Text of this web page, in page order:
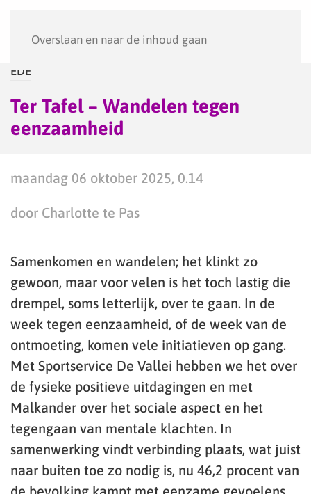
Overslaan en naar de inhoud gaan
EDE
Ter Tafel – Wandelen tegen
eenzaamheid
maandag 06 oktober 2025, 0.14
door Charlotte te Pas
Samenkomen en wandelen; het klinkt zo
gewoon, maar voor velen is het toch lastig die
drempel, soms letterlijk, over te gaan. In de
week tegen eenzaamheid, of de week van de
ontmoeting, komen vele initiatieven op gang.
Met Sportservice De Vallei hebben we het over
de fysieke positieve uitdagingen en met
Malkander over het sociale aspect en het
tegengaan van mentale klachten. In
samenwerking vindt verbinding plaats, wat juist
naar buiten toe zo nodig is, nu 46,2 procent van